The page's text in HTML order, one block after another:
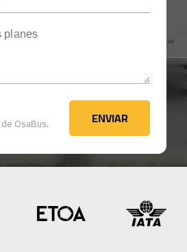
de OsaBus. ENVIAR
ENVIAR